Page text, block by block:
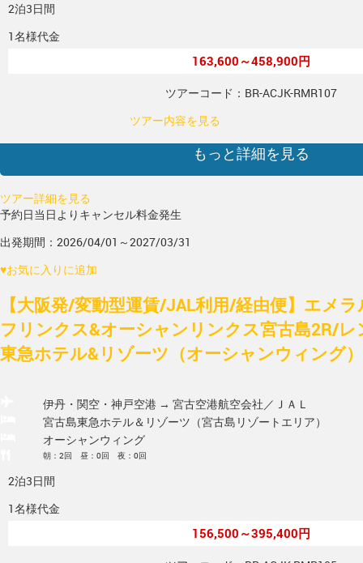
2泊3日間
1名様代金
163,600～458,900円
ツアーコード：BR-ACJK-RMR107
ツアー内容を見る
もっと詳細を見る
ツアー詳細を見る
予約日当日よりキャンセル料金発生
出発期間：2026/04/01～2027/03/31
♥お気に入りに追加
【大阪発/変動型運賃/JAL利用/経由便】エメ
フリンクス&オーシャンリンクス宮古島2R/
東急ホテル&リゾーツ（オーシャンウィング
伊丹・関空・神戸空港 → 宮古空港航空会社／ＪＡＬ
宮古島東急ホテル＆リゾーツ（宮古島リゾートエリア）
オーシャンウィング
朝：2回 昼：0回 夜：0回
2泊3日間
1名様代金
156,500～395,400円